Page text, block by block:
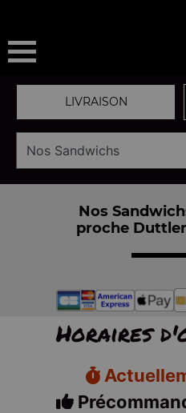
LIVRAISON
Nos
proche
Horaires